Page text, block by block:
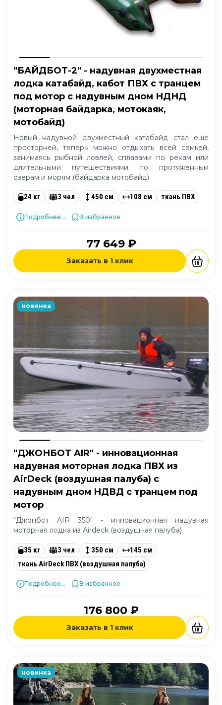
"БАЙДБОТ-2" - надувная двухместная
лодка катабайд, кабот ПВХ с транцем
под мотор с надувным дном НДНД
(моторная байдарка, мотокаяк,
мотобайд)
Новый надувной двухместный катабайд стал еще
просторней, теперь можно отдыхать всей семьей,
занимаясь рыбной ловлей, сплавами по рекам или
длительными путешествиями по протяженным
озерам и морям (байдарка мотобайд)
24 кг 3 чел 450 см 108 см ткань ПВХ
Подробнее... В избранное
77 649 ₽
Заказать в 1 клик
новинка
"ДЖОНБОТ AIR" - инновационная
надувная моторная лодка ПВХ из
AirDeck (воздушная палуба) с
надувным дном НДВД с транцем под
мотор
"Джонбот AIR 350" - инновационная надувная
моторная лодка из Airdeck (воздушная палуба)
35 кг 3 чел 350 см
145 см
ткань AirDeck ПВХ (воздушная палуба)
Подробнее... В избранное
176 800 ₽
Заказать в 1 клик
новинка